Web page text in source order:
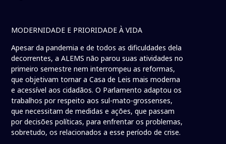
MODERNIDADE E PRIORIDADE À VIDA
Apesar da pandemia e de todos as dificuldades dela
decorrentes, a ALEMS não parou suas atividades no
primeiro semestre nem interrompeu as reformas,
que objetivam tornar a Casa de Leis mais moderna
e acessível aos cidadãos. O Parlamento adaptou os
trabalhos por respeito aos sul-mato-grossenses,
que necessitam de medidas e ações, que passam
por decisões políticas, para enfrentar os problemas,
sobretudo, os relacionados a esse período de crise.